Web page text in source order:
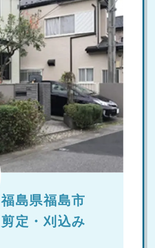
福島県福島市
剪定・刈込み